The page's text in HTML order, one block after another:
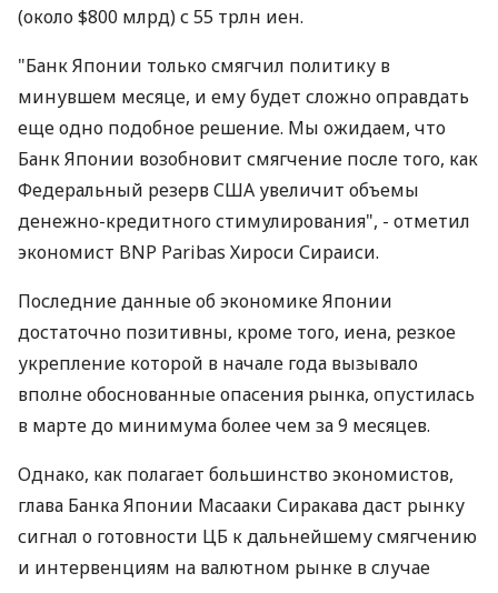
(около $800 млрд) с 55 трлн иен.
"Банк Японии только смягчил политику в
минувшем месяце, и ему будет сложно оправдать
еще одно подобное решение. Мы ожидаем, что
Банк Японии возобновит смягчение после того, как
Федеральный резерв США увеличит объемы
денежно-кредитного стимулирования", - отметил
экономист BNP Paribas Хироси Сираиси.
Последние данные об экономике Японии
достаточно позитивны, кроме того, иена, резкое
укрепление которой в начале года вызывало
вполне обоснованные опасения рынка, опустилась
в марте до минимума более чем за 9 месяцев.
Однако, как полагает большинство экономистов,
глава Банка Японии Масааки Сиракава даст рынку
сигнал о готовности ЦБ к дальнейшему смягчению
и интервенциям на валютном рынке в случае